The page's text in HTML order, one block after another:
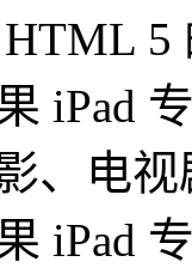
5
iPad
、电
iPad